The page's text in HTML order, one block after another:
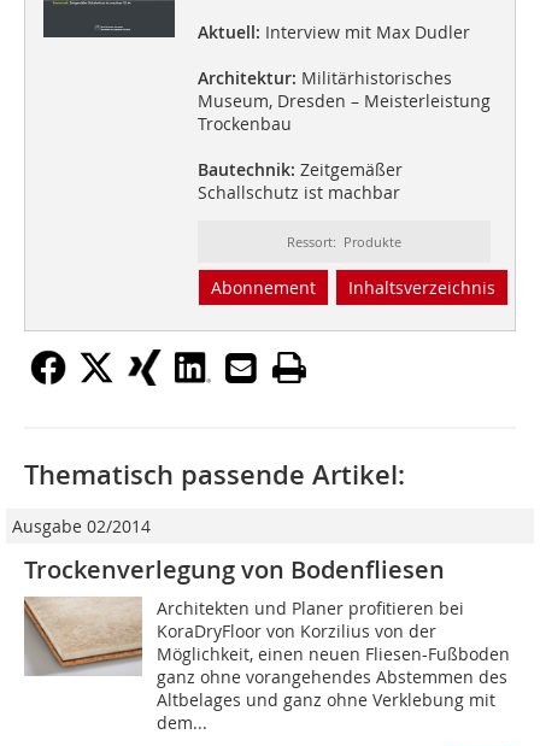
Aktuell: Interview mit Max Dudler
Architektur: Militärhistorisches
Museum, Dresden – Meisterleistung
Trockenbau
Bautechnik: Zeitgemäßer
Schallschutz ist machbar
Ressort: Produkte
Abonnement Inhaltsverzeichnis
Thematisch passende Artikel:
Ausgabe 02/2014
Trockenverlegung von Bodenfliesen
Architekten und Planer profitieren bei
KoraDryFloor von Korzilius von der
Möglichkeit, einen neuen Fliesen-Fußboden
ganz ohne vorangehendes Abstemmen des
Altbelages und ganz ohne Verklebung mit
dem...